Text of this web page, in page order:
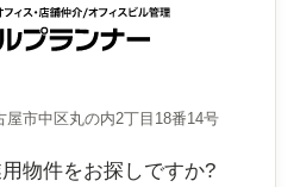
市中区丸の内2丁目18番14号
物件をお探しですか?